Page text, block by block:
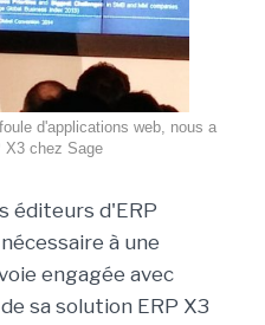
d'applications web, nous a
X3 chez Sage
éditeurs d'ERP
à une
engagée avec
sa solution ERP X3